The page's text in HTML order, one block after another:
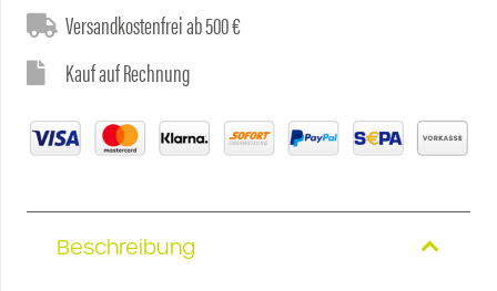
83,19€
ist:
79,90€.
MengeVersandkostenfrei ab 500 €
Kauf auf Rechnung
Beschreibung